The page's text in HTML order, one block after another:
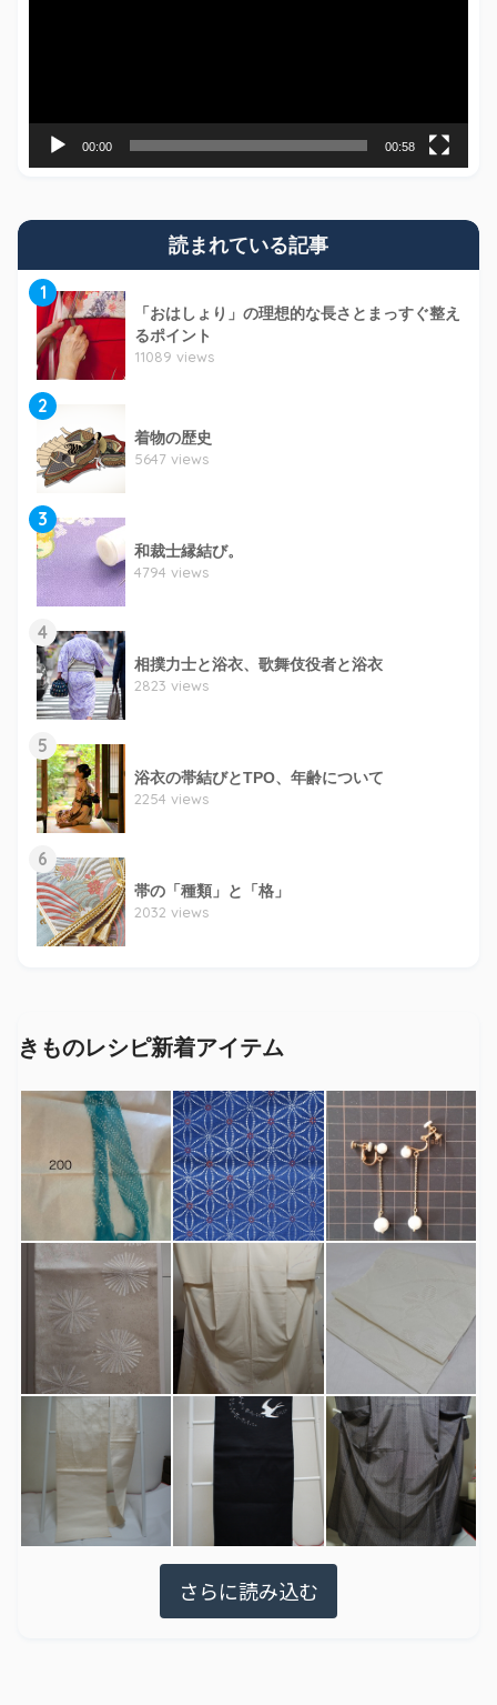
00:00 00:58
読まれている記事
1
「おはしょり」の理想的な長さとまっすぐ整え
るポイント
11089 views
2
着物の歴史
5647 views
3
和裁士縁結び。
4794 views
4
相撲力士と浴衣、歌舞伎役者と浴衣
2823 views
5
浴衣の帯結びとTPO、年齢について
2254 views
6
帯の「種類」と「格」
2032 views
きものレシピ新着アイテム